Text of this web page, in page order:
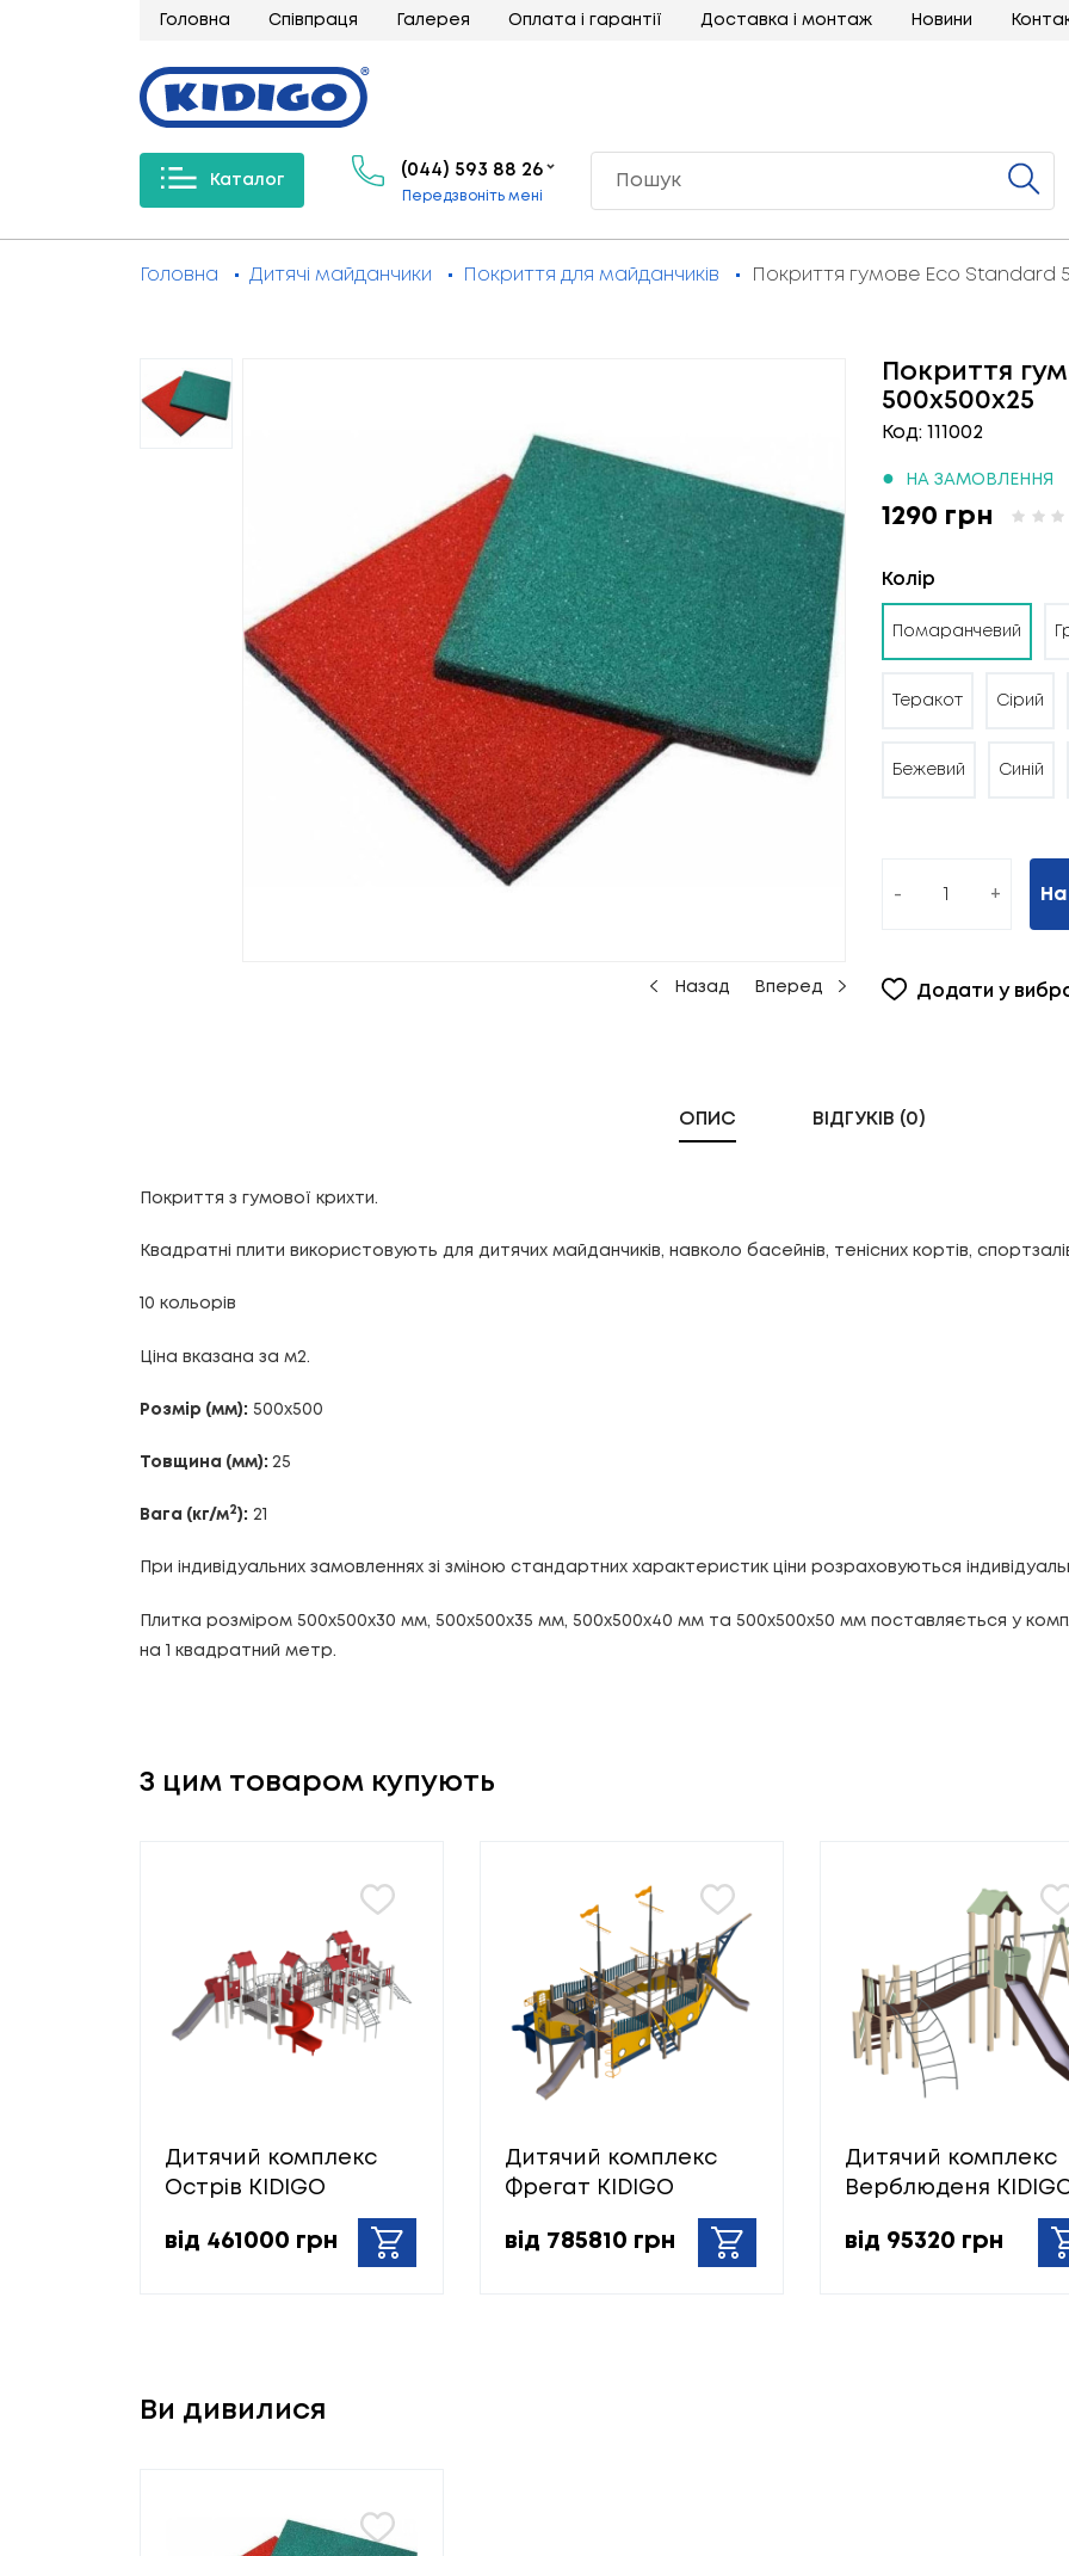
Головна Співпраця Галерея Оплата і гарантії Доставка і монтаж Новини
Каталог
(044) 593 88 26
Передзвоніть мені
Головна Дитячі майданчики Покриття для майданчиків Покриття гумове Eco Standard
Назад Вперед
Покриття
500х500х25
Код: 111002
● НА ЗАМОВЛЕННЯ
1290 грн
Колір
Помаранчевий
Теракот Сірий
Бежевий Синій
- +
Додати у
ОПИС ВІДГУКІВ (0)
Покриття з гумової крихти.
Квадратні плити використовують для дитячих майданчиків, навколо басейнів, тенісних кортів,
10 кольорів
Ціна вказана за м2.
Розмір (мм): 500х500
Товщина (мм): 25
Вага (кг/м2 ): 21
При індивідуальних замовленнях зі зміною стандартних характеристик ціни розраховуються
Плитка розміром 500х500х30 мм, 500х500х35 мм, 500х500х40 мм та 500х500х50 мм поставляється у
на 1 квадратний метр.
З цим товаром купують
Дитячий комплекс
Острів KIDIGO
від 461000 грн
Дитячий комплекс
Фрегат KIDIGO
від 785810 грн
Дитячий комплекс
Верблюденя
від 95320 грн
Ви дивилися